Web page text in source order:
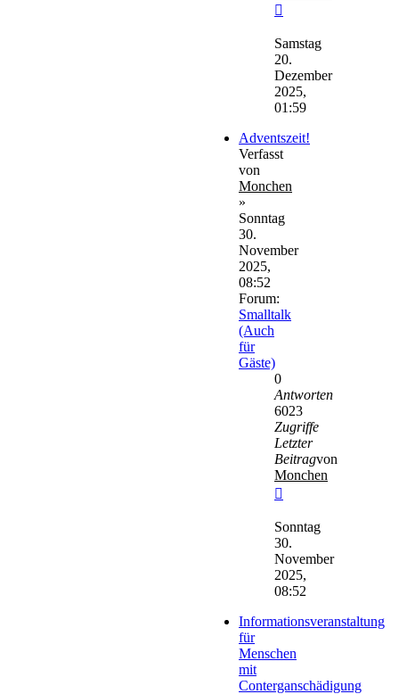
Beitrag
Samstag
20.
Dezember
2025,
01:59
Adventszeit!
Verfasst
von
Monchen
»
Sonntag
30.
November
2025,
08:52
Forum:
Smalltalk
(Auch
für
Gäste)
0
Antworten
6023
Zugriffe
Letzter
Beitragvon
Monchen
Beitrag
Sonntag
30.
November
2025,
08:52
Informationsveranstaltung
für
Menschen
mit
Conterganschädigung